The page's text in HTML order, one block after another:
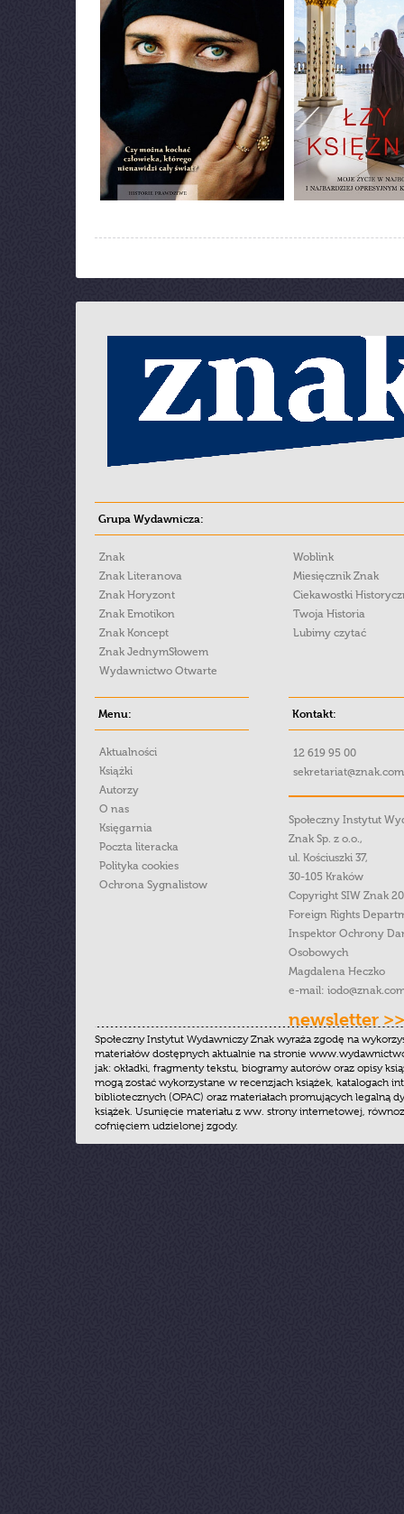
Grupa Wydawnicza:
Znak
Znak Literanova
Znak Horyzont
Znak Emotikon
Znak Koncept
Znak JednymSłowem
Wydawnictwo Otwarte
Woblink
Miesięcznik Znak
Ciekawostki
Twoja Historia
Lubimy czytać
Menu:
Aktualności
Książki
Autorzy
O nas
Księgarnia
Poczta literacka
Polityka cookies
Ochrona Sygnalistow
Kontakt:
12 619 95 00
Społeczny Instytut
Znak Sp. z o.o.,
ul. Kościuszki 37,
30-105 Kraków
Copyright SIW Znak
Foreign Rights
Inspektor Ochrony
Osobowych
Magdalena Heczko
e-mail:
newsletter >>
Społeczny Instytut Wydawniczy Znak wyraża zgodę na
materiałów dostępnych aktualnie na stronie
jak: okładki, fragmenty tekstu, biogramy autorów oraz opisy
mogą zostać wykorzystane w recenzjach książek, katalogach
bibliotecznych (OPAC) oraz materiałach promujących legalną
książek. Usunięcie materiału z ww. strony internetowej,
cofnięciem udzielonej zgody.